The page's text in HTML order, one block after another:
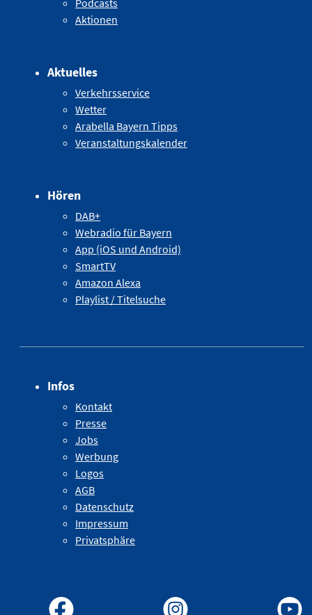
Podcasts
Aktionen
Aktuelles
Verkehrsservice
Wetter
Arabella Bayern Tipps
Veranstaltungskalender
Hören
DAB+
Webradio für Bayern
App (iOS und Android)
SmartTV
Amazon Alexa
Playlist / Titelsuche
Infos
Kontakt
Presse
Jobs
Werbung
Logos
AGB
Datenschutz
Impressum
Privatsphäre